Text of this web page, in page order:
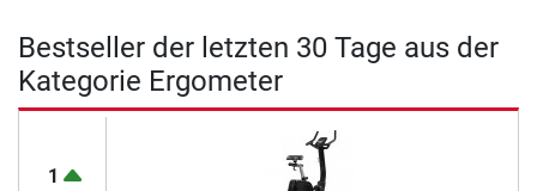
Bestseller der letzten 30 Tage aus der
Kategorie Ergometer
1